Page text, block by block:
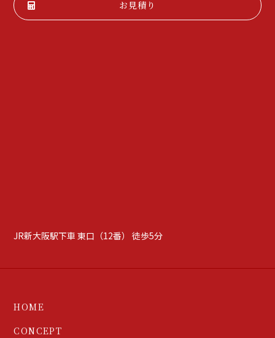
お見積り
JR新大阪駅下車 東口（12番） 徒歩5分
HOME
CONCEPT